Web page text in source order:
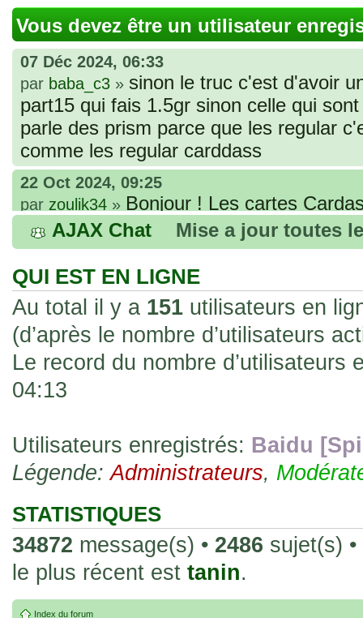
Vous devez être un utilisateur
07 Déc 2024, 06:33
par baba_c3 » sinon le truc c'est d'avoir
part15 qui fais 1.5gr sinon celle qui
parle des prism parce que les regular
comme les regular carddass
22 Oct 2024, 09:25
par zoulik34 » Bonjour ! Les cartes
que vous avez commandées, sont
fines et souples. Cela fait partie de
les rend faciles à manipuler et à
sur l'authenticité ou la qualité de votre
avec d'autres cartes de la même série
collectionneurs. Mais en règle
fait normal pour ce type de carte.
26 Déc 2023, 13:46
acheter une réédition de cette Hondan ?
02 Juin 2023, 14:17
par
Bonjour j'ai commandé
20 , je trouve la carte vraiment très
collection les carte sont censées être
24 Oct 2022, 13:37
par
de Lucy de Cyberpunk : Edgerunners.
AJAX Chat Mise a jour toutes
QUI EST EN LIGNE
Au total il y a 151 utilisateurs en
(d’après le nombre d’utilisateurs
Le record du nombre d’utilisateurs
04:13
Utilisateurs enregistrés: Baidu
Légende:Administrateurs,
STATISTIQUES
34872 message(s) • 2486 sujet(s) •
le plus récent est tanin.
Index du forum